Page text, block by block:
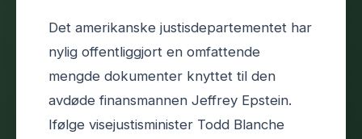
Det amerikanske justisdepartementet har
nylig offentliggjort en omfattende
mengde dokumenter knyttet til den
avdøde finansmannen Jeffrey Epstein.
Ifølge visejustisminister Todd Blanche